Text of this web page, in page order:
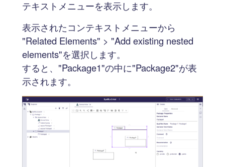
テキストメニューを表示します。
表示されたコンテキストメニューから
"Related Elements" > "Add existing nested
elements"を選択します。
すると、"Package1"の中に"Package2"が表
示されます。